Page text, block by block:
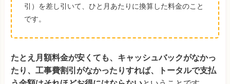
引）を差し引いて、ひと月あたりに換算した料金のこと
です。
たとえ月額料金が安くても、キャッシュバックがなかっ
たり、工事費割引がなかったりすれば、トータルで支払